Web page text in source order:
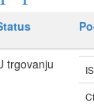
trgovanju